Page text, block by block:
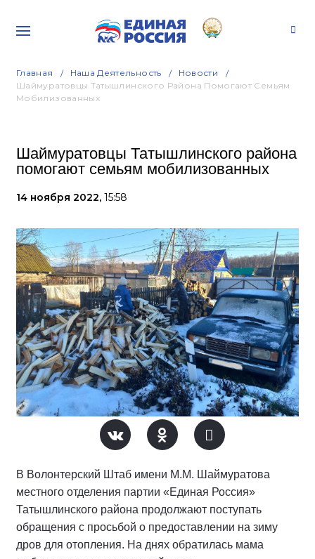
Главная Наша Деятельность
Новости
Шаймуратовцы Татышлинского Района Помогают Семьям
Мобилизованных
Шаймуратовцы Татышлинского района
помогают семьям мобилизованных
14 ноября 2022, 15:58
В Волонтерский Штаб имени М.М. Шаймуратова
местного отделения партии «Единая Россия»
Татышлинского района продолжают поступать
обращения с просьбой о предоставлении на зиму
дров для отопления. На днях обратилась мама